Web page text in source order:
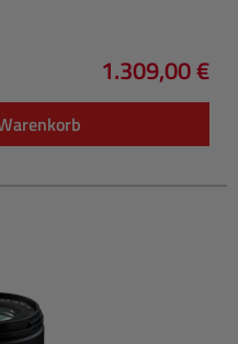
Regulärer
1.309,00 €